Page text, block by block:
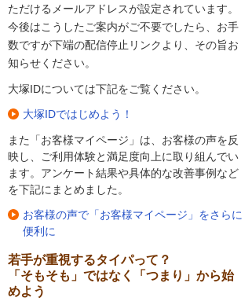
ただけるメールアドレスが設定されています。
今後はこうしたご案内がご不要でしたら、お手
数ですが下端の配信停止リンクより、その旨お
知らせください。
大塚IDについては下記をご覧ください。
大塚IDではじめよう！
また「お客様マイページ」は、お客様の声を反
映し、ご利用体験と満足度向上に取り組んでい
ます。アンケート結果や具体的な改善事例など
を下記にまとめました。
お客様の声で「お客様マイページ」をさらに
便利に
若手が重視するタイパって？
「そもそも」ではなく「つまり」から始
めよう